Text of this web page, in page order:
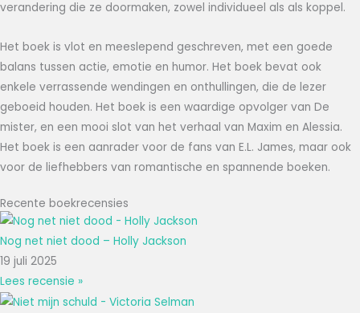
verandering die ze doormaken, zowel individueel als als koppel.
Het boek is vlot en meeslepend geschreven, met een goede
balans tussen actie, emotie en humor. Het boek bevat ook
enkele verrassende wendingen en onthullingen, die de lezer
geboeid houden. Het boek is een waardige opvolger van De
mister, en een mooi slot van het verhaal van Maxim en Alessia.
Het boek is een aanrader voor de fans van E.L. James, maar ook
voor de liefhebbers van romantische en spannende boeken.
Recente boekrecensies
Nog net niet dood – Holly Jackson
19 juli 2025
Lees recensie »